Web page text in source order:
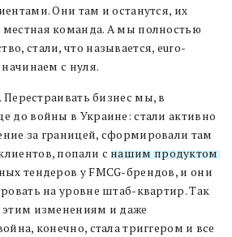
Они там и останутся, их
команда. А мы полностью
стали, что называется, euro-
с нуля.
Перестраивать бизнес мы, в
до войны в Украине: стали активно
за границей, сформировали там
попали с нашим продуктом
тендеров у FMCG-брендов, и они
на уровне штаб-квартир. Так
этим изменениям и даже
конечно, стала триггером и все